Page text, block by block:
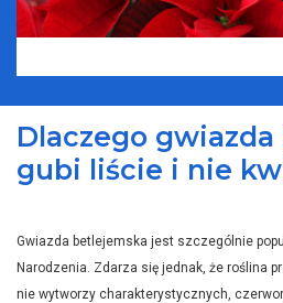
Dlaczego
gubi liście i nie
Gwiazda betlejemska jest szczególnie
Narodzenia. Zdarza się jednak, że roślina
nie wytworzy charakterystycznych,